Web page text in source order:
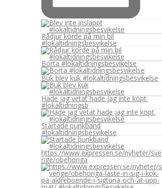
Rådjur körde på min bil
#lokaltidningsbesvikelse
Borta #lokaltidningsbesvikelse
Buk blev kuk #lokaltidningsbesvikelse
Hade jag vetat hade jag inte köpt.
#lokaltidningsb
Startade punkband
#lokaltidningsbesvikelse
https://www.expressen.se/nyheter/sve
rige/obehoriga